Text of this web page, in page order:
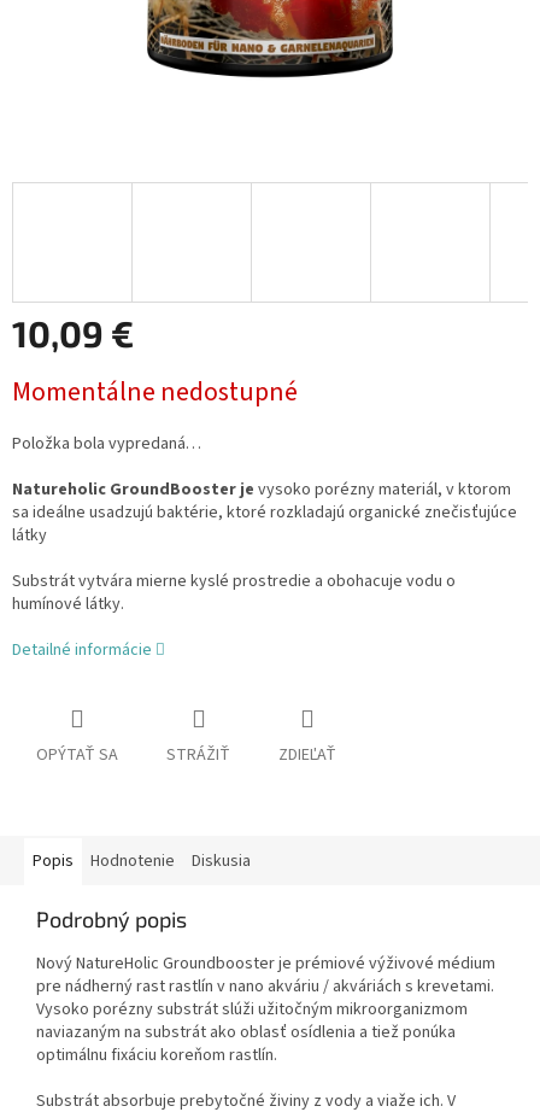
10,09 €
cena:
Momentálne nedostupné
Položka bola vypredaná…
Natureholic GroundBooster je vysoko porézny materiál, v ktorom
sa ideálne usadzujú baktérie, ktoré rozkladajú organické znečisťujúce
látky
Substrát vytvára mierne kyslé prostredie a obohacuje vodu o
humínové látky.
Detailné informácie
OPÝTAŤ SA STRÁŽIŤ ZDIEĽAŤ
Popis Hodnotenie Diskusia
Podrobný popis
Nový NatureHolic Groundbooster je prémiové výživové médium
pre nádherný rast rastlín v nano akváriu / akváriách s krevetami.
Vysoko porézny substrát slúži užitočným mikroorganizmom
naviazaným na substrát ako oblasť osídlenia a tiež ponúka
optimálnu fixáciu koreňom rastlín.
Substrát absorbuje prebytočné živiny z vody a viaže ich. V